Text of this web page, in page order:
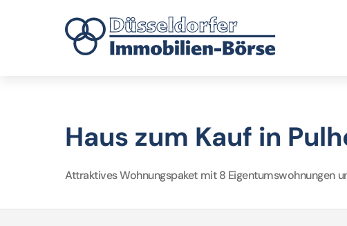
Haus zum Kauf in
Attraktives Wohnungspaket mit 8 Eigentumswohnungen